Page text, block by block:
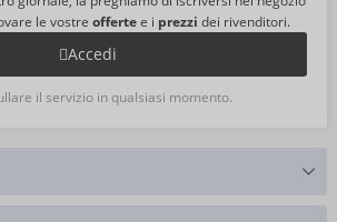
le vostre offertee i prezzi dei rivenditori.
Accedi
il servizio in qualsiasi momento.